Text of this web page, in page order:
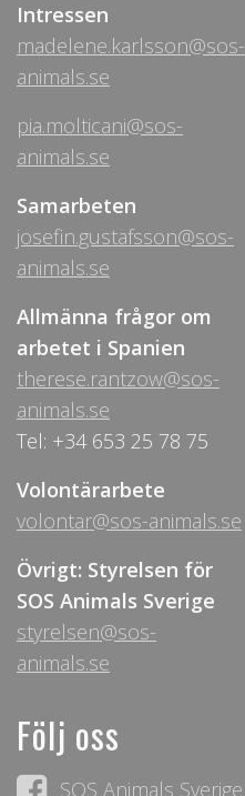
Intressen
madelene.karlsson@sos-
animals.se
pia.molticani@sos-
animals.se
Samarbeten
josefin.gustafsson@sos-
animals.se
Allmänna frågor om
arbetet i Spanien
therese.rantzow@sos-
animals.se
Tel: +34 653 25 78 75
Volontärarbete
volontar@sos-animals.se
Övrigt: Styrelsen för
SOS Animals Sverige
styrelsen@sos-
animals.se
Följ oss
SOS Animals Sverige